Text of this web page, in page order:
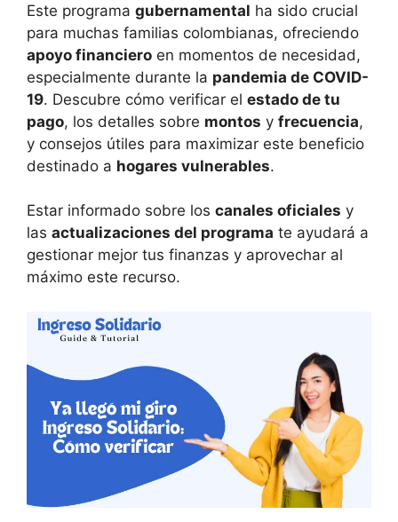
Este programa gubernamental ha sido crucial
para muchas familias colombianas, ofreciendo
apoyo financiero en momentos de necesidad,
especialmente durante la pandemia de COVID-
19. Descubre cómo verificar el estado de tu
pago, los detalles sobre montos y frecuencia,
y consejos útiles para maximizar este beneficio
destinado a hogares vulnerables.
Estar informado sobre los canales oficiales y
las actualizaciones del programa te ayudará a
gestionar mejor tus finanzas y aprovechar al
máximo este recurso.